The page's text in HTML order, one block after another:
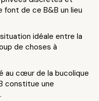
de ce B&B un lieu
idéale entre la
de choses à
au cœur de la bucolique
constitue une